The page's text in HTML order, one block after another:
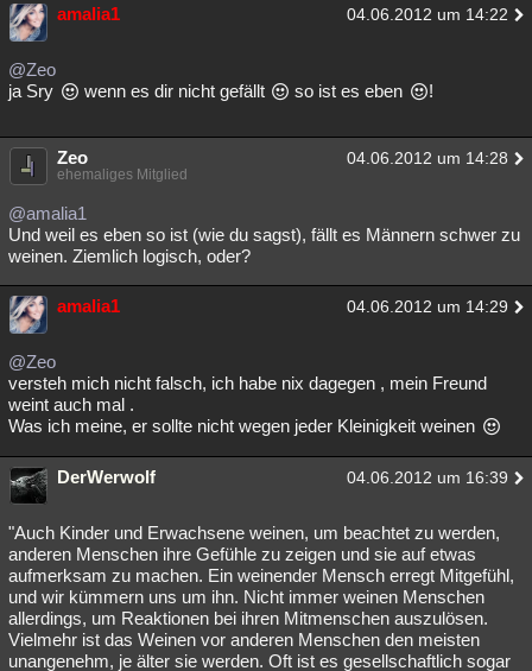
amalia1 04.06.2012 um 14:22
@Zeo
ja Sry
wenn es dir nicht gefällt so ist es eben !
Zeo 04.06.2012 um 14:28
ehemaliges Mitglied
@amalia1
Und weil es eben so ist (wie du sagst), fällt es Männern schwer zu
weinen. Ziemlich logisch, oder?
amalia1 04.06.2012 um 14:29
@Zeo
versteh mich nicht falsch, ich habe nix dagegen , mein Freund
weint auch mal .
Was ich meine, er sollte nicht wegen jeder Kleinigkeit weinen
DerWerwolf 04.06.2012 um 16:39
"Auch Kinder und Erwachsene weinen, um beachtet zu werden,
anderen Menschen ihre Gefühle zu zeigen und sie auf etwas
aufmerksam zu machen. Ein weinender Mensch erregt Mitgefühl,
und wir kümmern uns um ihn. Nicht immer weinen Menschen
allerdings, um Reaktionen bei ihren Mitmenschen auszulösen.
Vielmehr ist das Weinen vor anderen Menschen den meisten
unangenehm, je älter sie werden. Oft ist es gesellschaftlich sogar